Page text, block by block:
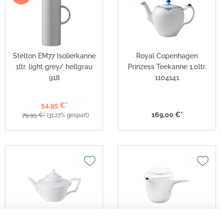
Stelton EM77 Isolierkanne
1ltr. light grey/ hellgrau
918
54,95 €*
79,95 €* (31.27% gespart)
Royal Copenhagen
Prinzess Teekanne 1,0ltr.
1104141
169,00 €*